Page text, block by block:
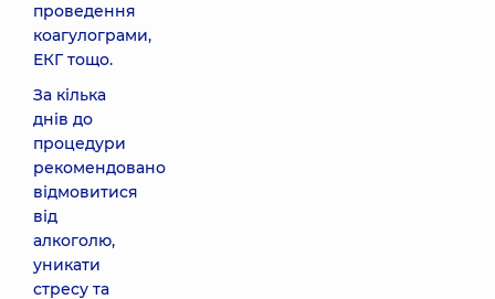
проведення
коагулограми,
ЕКГ тощо.
За кілька
днів до
процедури
рекомендовано
відмовитися
від
алкоголю,
уникати
стресу та